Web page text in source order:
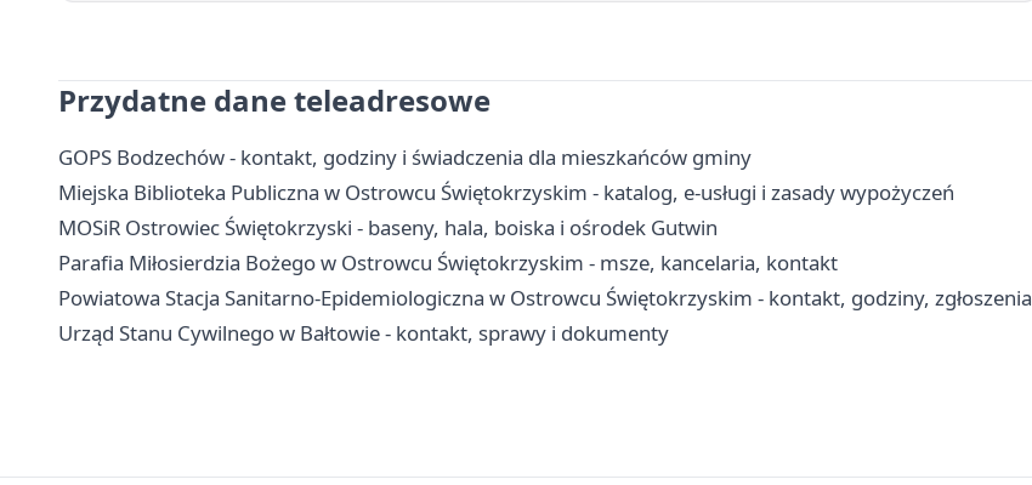
Przydatne dane teleadresowe
GOPS Bodzechów - kontakt, godziny i świadczenia dla mieszkańców gminy
Miejska Biblioteka Publiczna w Ostrowcu Świętokrzyskim - katalog, e-usługi i zasady wypożyczeń
MOSiR Ostrowiec Świętokrzyski - baseny, hala, boiska i ośrodek Gutwin
Parafia Miłosierdzia Bożego w Ostrowcu Świętokrzyskim - msze, kancelaria, kontakt
Powiatowa Stacja Sanitarno-Epidemiologiczna w Ostrowcu Świętokrzyskim - kontakt, godziny, zgłoszenia
Urząd Stanu Cywilnego w Bałtowie - kontakt, sprawy i dokumenty